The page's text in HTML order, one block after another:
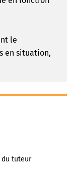
le
en situation,
tuteur